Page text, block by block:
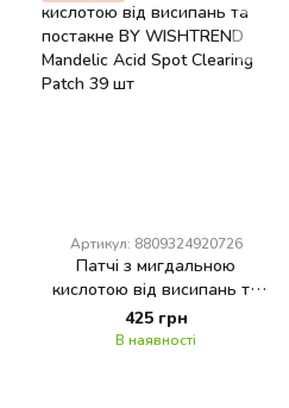
Артикул: 8809324920726
Патчі з мигдальною
кислотою від висипань та
постакне BY WISHTREND
Mandelic Acid Spot Clearing
425 грн
В наявності